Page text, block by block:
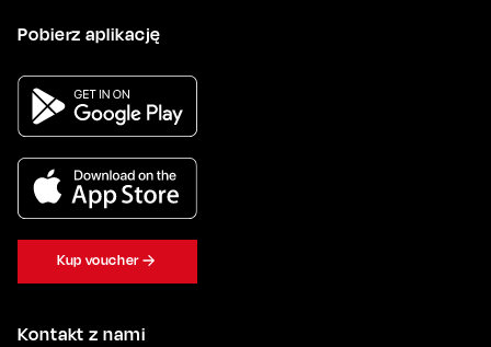
Kontakt z nami
Pobierz aplikację
Kup voucher